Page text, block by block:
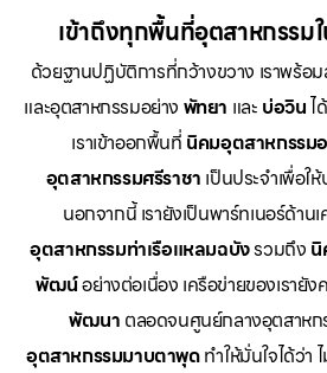
เข้าถึงทุกพื้นที่อุตสาหกรรม
ด้วยฐานปฏิบัติการที่กว้างขวาง เราพร้อม
และอุตสาหกรรมอย่าง พัทยา และ บ่อวินไ
เราเข้าออกพื้นที่ นิคมอุตสาหกรรม
อุตสาหกรรมศรีราชา เป็นประจำเพื่อใ
นอกจากนี้ เรายังเป็นพาร์ทเนอร์ด้าน
อุตสาหกรรมท่าเรือแหลมฉบังรวมถึง
พัฒน์อย่างต่อเนื่อง เครือข่ายของเรายั
พัฒนา ตลอดจนศูนย์กลางอุตสาห
อุตสาหกรรมมาบตาพุดทำให้มั่นใจได้ว่า